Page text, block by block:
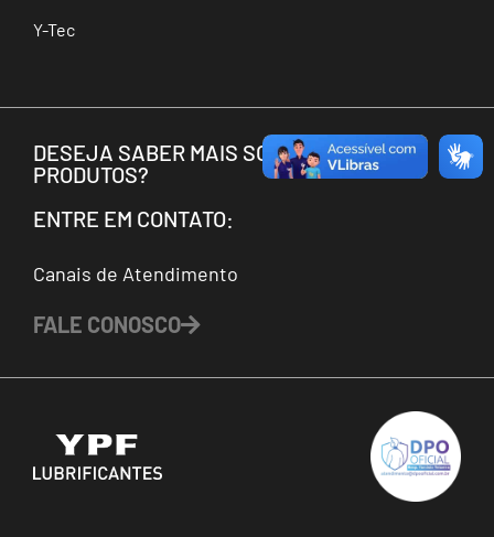
Y-Tec
DESEJA SABER MAIS SOBRE OS NOSSOS
PRODUTOS?
ENTRE EM CONTATO:
Canais de Atendimento
FALE CONOSCO